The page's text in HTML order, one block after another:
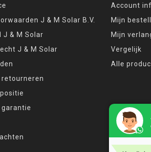
J & M Solar B.V.
J & M Solar
J & M Solar
garantie
Account
Mijn
Mijn
Vergelijk
Alle